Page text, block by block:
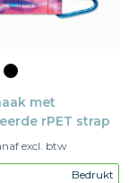
met
rPET strap
excl. btw
Bedrukt